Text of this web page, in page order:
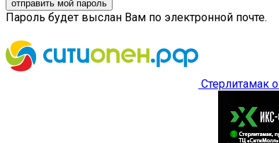
Пароль будет выслан Вам по электронной почте.
Стерлитамак